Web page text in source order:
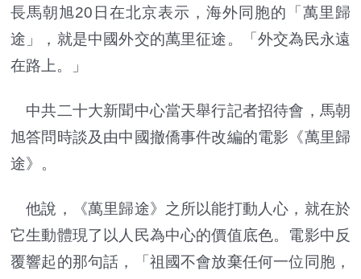
長馬朝旭20日在北京表示，海外同胞的「萬里歸
途」，就是中國外交的萬里征途。「外交為民永遠
在路上。」
中共二十大新聞中心當天舉行記者招待會，馬朝
旭答問時談及由中國撤僑事件改編的電影《萬里歸
途》。
他說，《萬里歸途》之所以能打動人心，就在於
它生動體現了以人民為中心的價值底色。電影中反
覆響起的那句話，「祖國不會放棄任何一位同胞，